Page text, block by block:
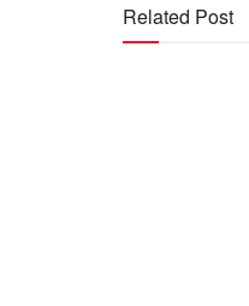
Related Post